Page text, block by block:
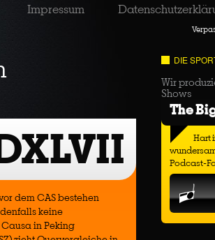
Impressum
dem CAS bestehen
keine
in Peking
DIE
Wir
Shows
The
Hart
Podcast-